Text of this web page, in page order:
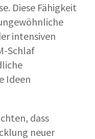
Diese Fähigkeit
intensiven
Schlaf
Ideen
dass
neuer